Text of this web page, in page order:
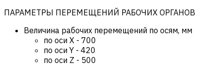
ПАРАМЕТРЫ ПЕРЕМЕЩЕНИЙ РАБОЧИХ ОРГАНОВ
Величина рабочих перемещений по осям, мм
по оси X - 700
по оси Y - 420
по оси Z - 500